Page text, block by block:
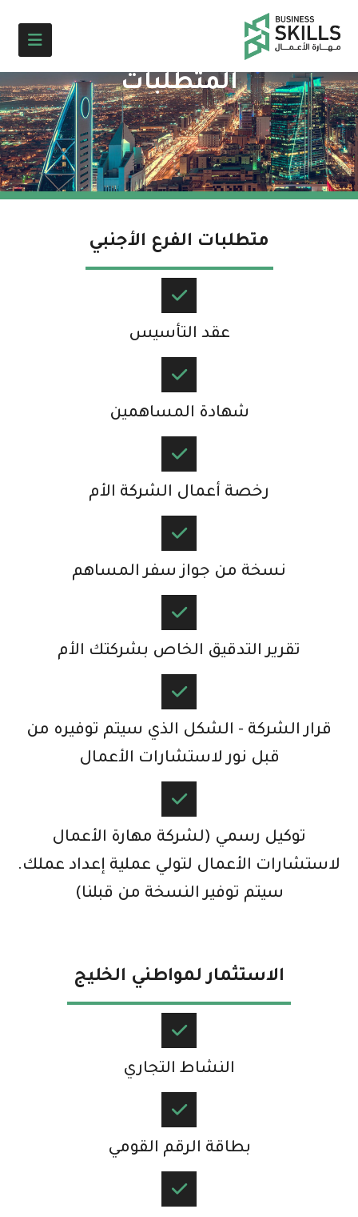
المتطلبات
متطلبات الفرع الأجنبي​
عقد التأسيس​
شهادة المساهمين
رخصة أعمال الشركة الأم​
نسخة من جواز سفر المساهم​
تقرير التدقيق الخاص بشركتك الأم
قرار الشركة - الشكل الذي سيتم توفيره من
قبل نور لاستشارات الأعمال
توكيل رسمي (لشركة مهارة الأعمال
لاستشارات الأعمال لتولي عملية إعداد عملك.
سيتم توفير النسخة من قبلنا)
الاستثمار لمواطني الخليج​
النشاط التجاري​
بطاقة الرقم القومي​